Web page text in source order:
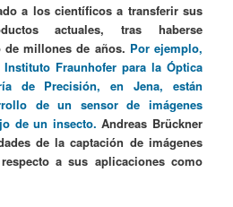
a los científicos a transferir sus
actuales, tras haberse
millones de años. Por ejemplo,
Fraunhofer para la Óptica
de Precisión, en Jena, están
de un sensor de imágenes
de un insecto. Andreas Brückner
de la captación de imágenes
a sus aplicaciones como